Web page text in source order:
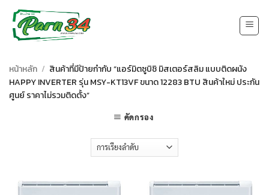
content
หน้าหลัก / สินค้าที่มีป้ายกำกับ “แอร์มิตซูบิชิ มิสเตอร์สลิม แบบติดผนัง
HAPPY INVERTER รุ่น MSY-KT13VF ขนาด 12283 BTU สินค้าใหม่ ประกัน
ศูนย์ ราคาไม่รวมติดตั้ง”
คัดกรอง